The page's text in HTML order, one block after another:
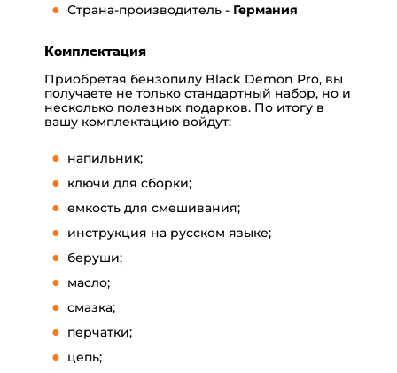
Страна-производитель - Германия
Комплектация
Приобретая бензопилу Black Demon Pro, вы
получаете не только стандартный набор, но и
несколько полезных подарков. По итогу в
вашу комплектацию войдут:
напильник;
ключи для сборки;
емкость для смешивания;
инструкция на русском языке;
беруши;
масло;
смазка;
перчатки;
цепь;